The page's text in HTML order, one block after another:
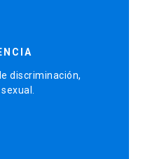
discriminación,